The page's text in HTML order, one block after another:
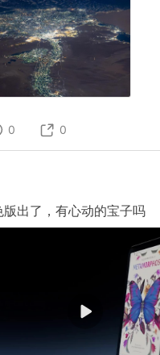
0 0
版出了，有心动的宝子吗